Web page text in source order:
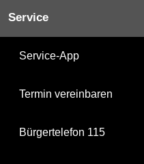
Service
Service-App
Termin vereinbaren
Bürgertelefon 115